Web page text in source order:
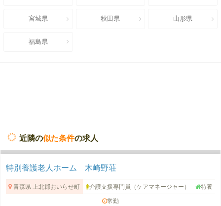
宮城県 秋田県 山形県
福島県
近隣の似た条件の求人
特別養護老人ホーム 木崎野荘
青森県 上北郡おいらせ町 介護支援専門員（ケアマネージャー） 特養
常勤